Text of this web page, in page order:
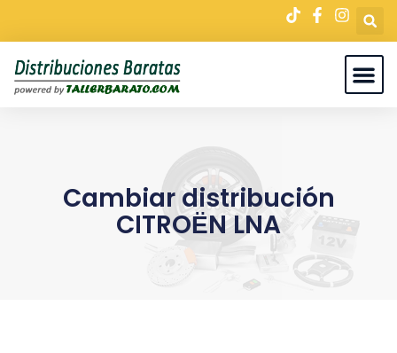
Cambiar distribución
CITROЁN LNA